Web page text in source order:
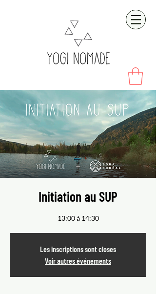
Initiation au SUP
13:00 à 14:30
Les inscriptions sont closes
Voir autres événements